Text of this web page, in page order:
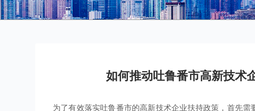
如何推动吐鲁番市高新技术
为了有效落实吐鲁番市的高新技术企业扶持政策，首先